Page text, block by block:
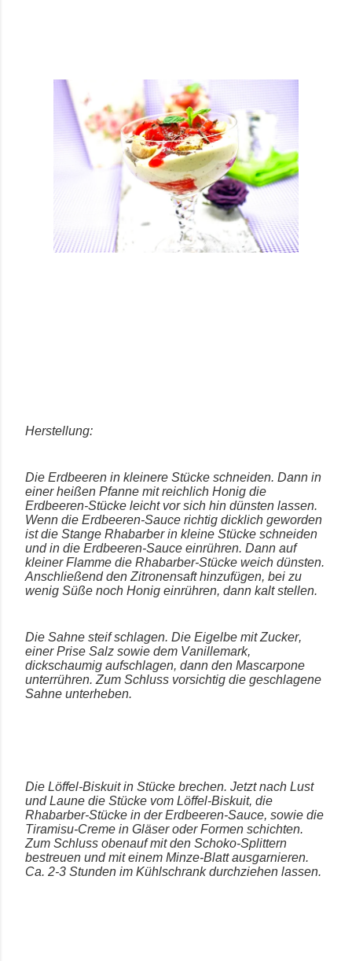
Herstellung:
Die Erdbeeren in kleinere Stücke schneiden. Dann in
einer heißen Pfanne mit reichlich Honig die
Erdbeeren-Stücke leicht vor sich hin dünsten lassen.
Wenn die Erdbeeren-Sauce richtig dicklich geworden
ist die Stange Rhabarber in kleine Stücke schneiden
und in die Erdbeeren-Sauce einrühren. Dann auf
kleiner Flamme die Rhabarber-Stücke weich dünsten.
Anschließend den Zitronensaft hinzufügen, bei zu
wenig Süße noch Honig einrühren, dann kalt stellen.
Die Sahne steif schlagen. Die Eigelbe mit Zucker,
einer Prise Salz sowie dem Vanillemark,
dickschaumig aufschlagen, dann den Mascarpone
unterrühren. Zum Schluss vorsichtig die geschlagene
Sahne unterheben.
Die Löffel-Biskuit in Stücke brechen. Jetzt nach Lust
und Laune die Stücke vom Löffel-Biskuit, die
Rhabarber-Stücke in der Erdbeeren-Sauce, sowie die
Tiramisu-Creme in Gläser oder Formen schichten.
Zum Schluss obenauf mit den Schoko-Splittern
bestreuen und mit einem Minze-Blatt ausgarnieren.
Ca. 2-3 Stunden im Kühlschrank durchziehen lassen.